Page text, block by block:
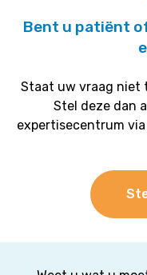
Bent u patiënt
Staat uw vraag niet
Stel deze dan
expertisecentrum